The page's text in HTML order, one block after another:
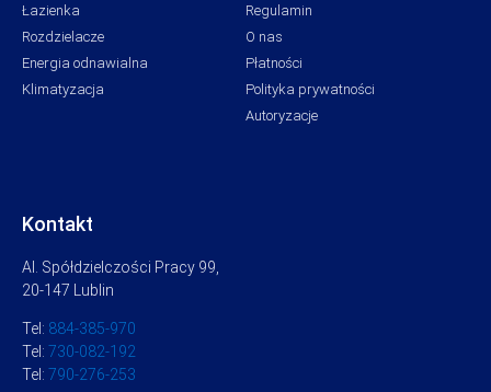
Łazienka
Rozdzielacze
Energia odnawialna
Klimatyzacja
Regulamin
O nas
Płatności
Polityka prywatności
Autoryzacje
Kontakt
Al. Spółdzielczości Pracy 99,
20-147 Lublin
Tel: 884-385-970
Tel: 730-082-192
Tel: 790-276-253